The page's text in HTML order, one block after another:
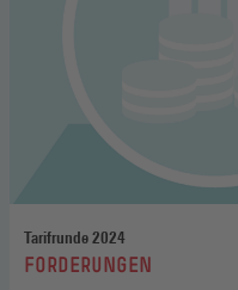
Tarifrunde 2024
:FORDERUNGEN